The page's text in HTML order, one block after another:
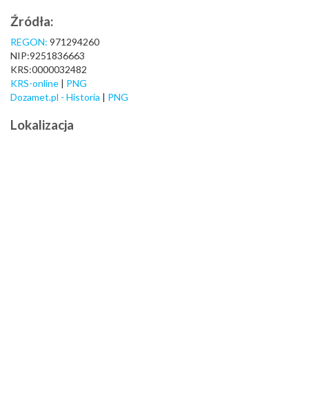
Źródła:
REGON: 971294260
NIP:9251836663
KRS:0000032482
KRS-online | PNG
Dozamet.pl - Historia | PNG
Lokalizacja